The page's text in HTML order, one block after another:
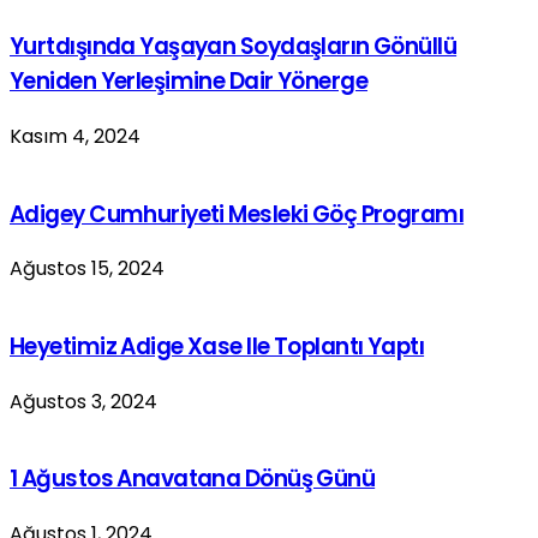
Yurtdışında Yaşayan Soydaşların Gönüllü
Yeniden Yerleşimine Dair Yönerge
Kasım 4, 2024
Adigey Cumhuriyeti Mesleki Göç Programı
Ağustos 15, 2024
Heyetimiz Adige Xase Ile Toplantı Yaptı
Ağustos 3, 2024
1 Ağustos Anavatana Dönüş Günü